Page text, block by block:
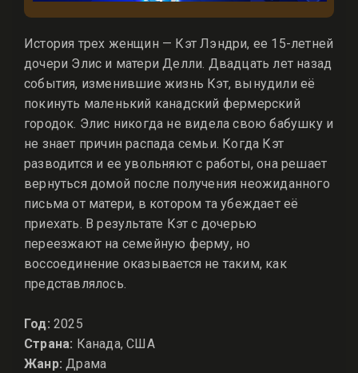
История трех женщин — Кэт Лэндри, ее 15-летней
дочери Элис и матери Делли. Двадцать лет назад
события, изменившие жизнь Кэт, вынудили её
покинуть маленький канадский фермерский
городок. Элис никогда не видела свою бабушку и
не знает причин распада семьи. Когда Кэт
разводится и ее увольняют с работы, она решает
вернуться домой после получения неожиданного
письма от матери, в котором та убеждает её
приехать. В результате Кэт с дочерью
переезжают на семейную ферму, но
воссоединение оказывается не таким, как
представлялось.
Год: 2025
Страна: Канада, США
Жанр: Драма